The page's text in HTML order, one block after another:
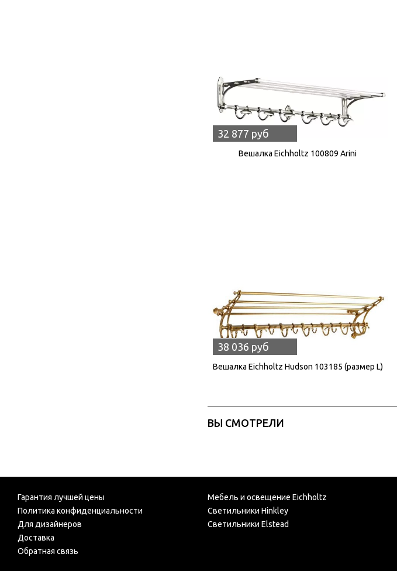
32 877 руб
Вешалка Eichholtz 100809 Arini
38 036 руб
Вешалка Eichholtz Hudson 103185 (размер L)
ВЫ СМОТРЕЛИ
Гарантия лучшей цены
Политика конфиденциальности
Для дизайнеров
Доставка
Обратная связь
Мебель и освещение Eichholtz
Светильники Hinkley
Светильники Elstead